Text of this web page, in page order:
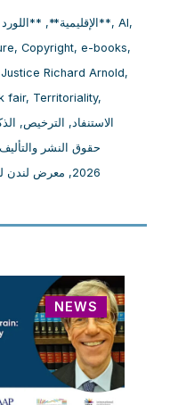
**الإقليمية**, **اللورد القاضي الموقر ريتشارد أرنولد**, AI,
, Copyright, e-books,
Richard Arnold,
fair, Territoriality,
الاستنفاد , الترخيص,
حقوق النشر والتأليف
2026
, معرض لندن
NEWS